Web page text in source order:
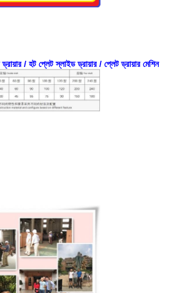
/ হট প্লেট স্লাইড ড্রায়ার / প্লেট ড্রায়ার মেশিন